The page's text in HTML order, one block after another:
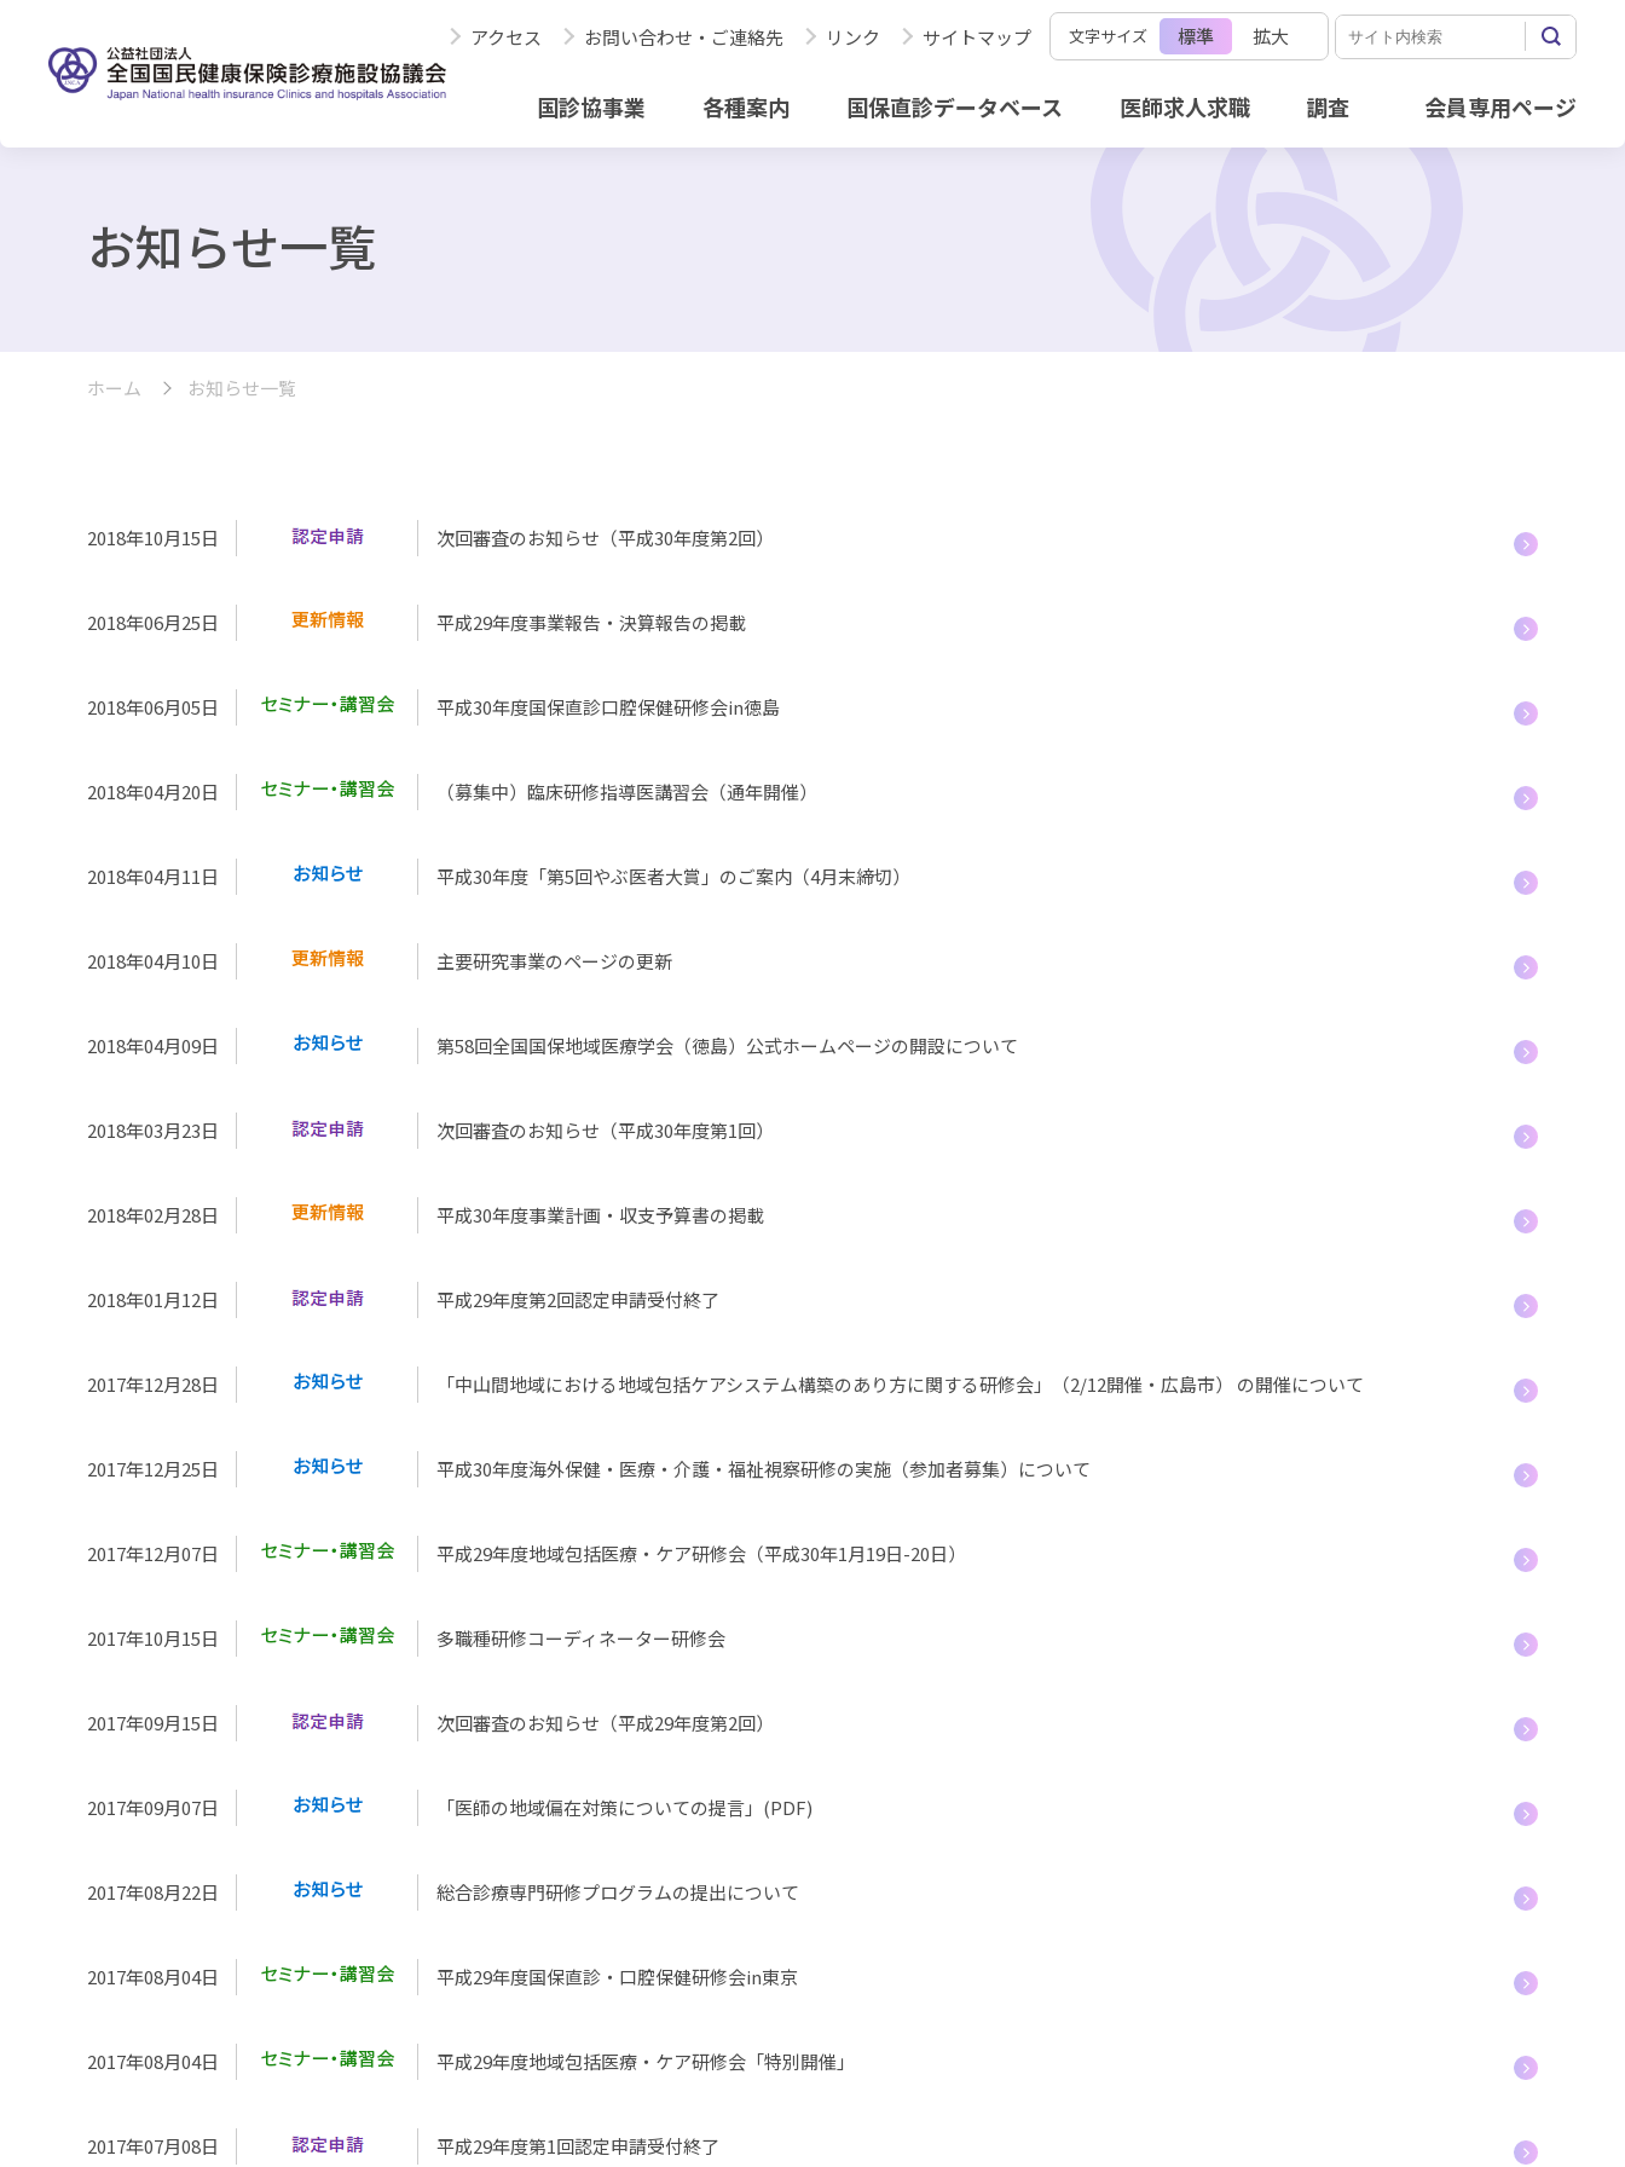
アクセス お問い合わせ・ご連絡先 リンク サイトマップ 文字サイズ 標準 拡大
国診協事業 各種案内 国保直診データベース 医師求人求職 調査 会員専用ページ
お知らせ一覧
ホーム お知らせ一覧
2018年10月15日 次回審査のお知らせ（平成30年度第2回）
2018年06月25日 平成29年度事業報告・決算報告の掲載
2018年06月05日 平成30年度国保直診口腔保健研修会in徳島
2018年04月20日 （募集中）臨床研修指導医講習会（通年開催）
2018年04月11日 平成30年度「第5回やぶ医者大賞」のご案内（4月末締切）
2018年04月10日 主要研究事業のページの更新
2018年04月09日 第58回全国国保地域医療学会（徳島）公式ホームページの開設について
2018年03月23日 次回審査のお知らせ（平成30年度第1回）
2018年02月28日 平成30年度事業計画・収支予算書の掲載
2018年01月12日 平成29年度第2回認定申請受付終了
2017年12月28日 「中山間地域における地域包括ケアシステム構築のあり方に関する研修会」（2/12開催・広島市） の開催について
2017年12月25日 平成30年度海外保健・医療・介護・福祉視察研修の実施（参加者募集）について
2017年12月07日 平成29年度地域包括医療・ケア研修会（平成30年1月19日-20日）
2017年10月15日 多職種研修コーディネーター研修会
2017年09月15日 次回審査のお知らせ（平成29年度第2回）
2017年09月07日 「医師の地域偏在対策についての提言」(PDF)
2017年08月22日 総合診療専門研修プログラムの提出について
2017年08月04日 平成29年度国保直診・口腔保健研修会in東京
2017年08月04日 平成29年度地域包括医療・ケア研修会「特別開催」
2017年07月08日 平成29年度第1回認定申請受付終了